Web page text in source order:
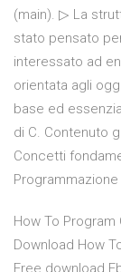
(main). ▷ La
stato pensato
interessato ad
orientata agli
base ed
di C. Contenuto
Concetti
How To
Download How